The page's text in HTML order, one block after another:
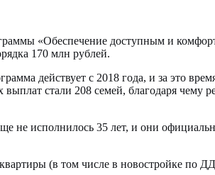
«Обеспечение доступным и
170 млн рублей.
действует с 2018 года, и за это
выплат стали 208 семей, благодаря
не исполнилось 35 лет, и они
(в том числе в новостройке по